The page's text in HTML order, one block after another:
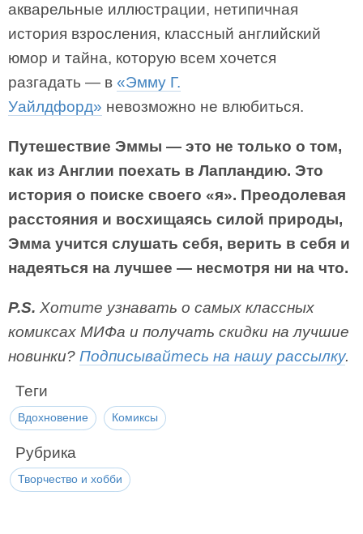
акварельные иллюстрации, нетипичная
история взросления, классный английский
юмор и тайна, которую всем хочется
разгадать — в «Эмму Г.
Уайлдфорд» невозможно не влюбиться.
Путешествие Эммы — это не только о том,
как из Англии поехать в Лапландию. Это
история о поиске своего «я». Преодолевая
расстояния и восхищаясь силой природы,
Эмма учится слушать себя, верить в себя и
надеяться на лучшее — несмотря ни на что.
P.S. Хотите узнавать о самых классных
комиксах МИФа и получать скидки на лучшие
новинки? Подписывайтесь на нашу рассылку.
Теги
Вдохновение Комиксы
Рубрика
Творчество и хобби